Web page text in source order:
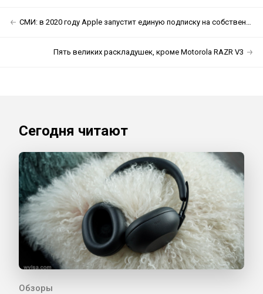
СМИ: в 2020 году Apple запустит единую подписку на собственные сервисы
Пять великих раскладушек, кроме Motorola RAZR V3
Сегодня читают
Обзоры